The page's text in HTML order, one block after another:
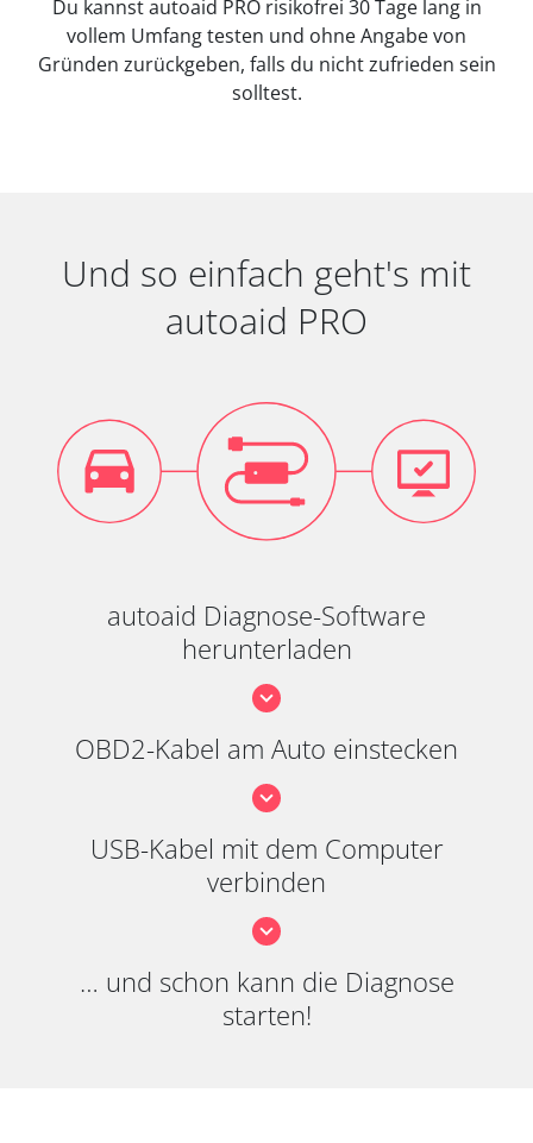
Du kannst autoaid PRO risikofrei 30 Tage lang in
vollem Umfang testen und ohne Angabe von
Gründen zurückgeben, falls du nicht zufrieden sein
solltest.
Und so einfach geht's mit
autoaid PRO
autoaid Diagnose-Software
herunterladen
OBD2-Kabel am Auto einstecken
USB-Kabel mit dem Computer
verbinden
… und schon kann die Diagnose
starten!